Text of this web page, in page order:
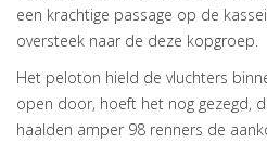
een krachtige passage op de
oversteek naar de deze kopgroep.
Het peloton hield de vluchters
open door, hoeft het nog gezegd,
haalden amper 98 renners de